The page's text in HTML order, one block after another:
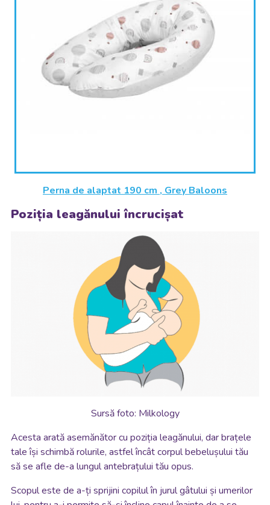
Perna de alaptat 190 cm , Grey Baloons
Poziția leagănului încrucișat
Sursă foto: Milkology
Acesta arată asemănător cu poziția leagănului, dar brațele
tale își schimbă rolurile, astfel încât corpul bebelușului tău
să se afle de-a lungul antebrațului tău opus.
Scopul este de a-ți sprijini copilul în jurul gâtului și umerilor